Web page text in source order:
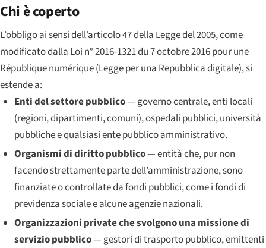
Chi è coperto
L’obbligo ai sensi dell’articolo 47 della Legge del 2005, come
modificato dalla Loi n° 2016-1321 du 7 octobre 2016 pour une
République numérique(Legge per una Repubblica digitale), si
estende a:
Enti del settore pubblico— governo centrale, enti locali
(regioni, dipartimenti, comuni), ospedali pubblici, università
pubbliche e qualsiasi ente pubblico amministrativo.
Organismi di diritto pubblico— entità che, pur non
facendo strettamente parte dell’amministrazione, sono
finanziate o controllate da fondi pubblici, come i fondi di
previdenza sociale e alcune agenzie nazionali.
Organizzazioni private che svolgono una missione di
servizio pubblico— gestori di trasporto pubblico, emittenti